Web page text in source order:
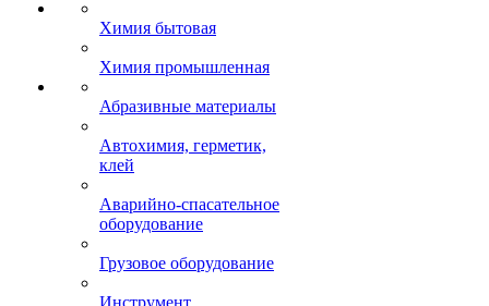
Химия бытовая
Химия промышленная
Абразивные материалы
Автохимия, герметик,
клей
Аварийно-спасательное
оборудование
Грузовое оборудование
Инструмент